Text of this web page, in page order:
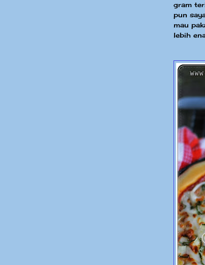
gram
pun
mau
lebih